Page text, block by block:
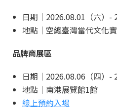
日期｜2026.08.01（六）-
地點｜空總臺灣當代文化
品牌商展區
日期｜2026.08.06（四）-
地點｜南港展覽館1館
線上預約入場